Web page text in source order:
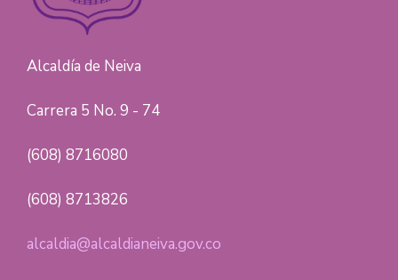
Alcaldía de Neiva
Carrera 5 No. 9 - 74
(608) 8716080
(608) 8713826
alcaldia@alcaldianeiva.gov.co